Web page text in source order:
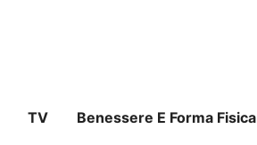
TV Benessere E Forma Fisica